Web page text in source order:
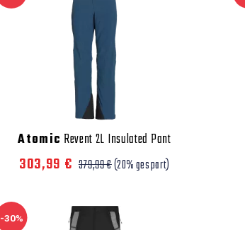
Atomic Revent 2L Insulated Pant
303,99 € 379,99 €(20% gespart)
-30%